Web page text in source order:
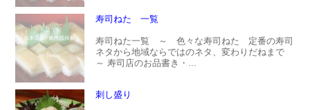
寿司ねた 一覧
寿司ねた一覧 ～ 色々な寿司ねた 定番の寿司
ネタから地域ならではのネタ、変わりだねまで
～ 寿司店のお品書き・...
刺し盛り